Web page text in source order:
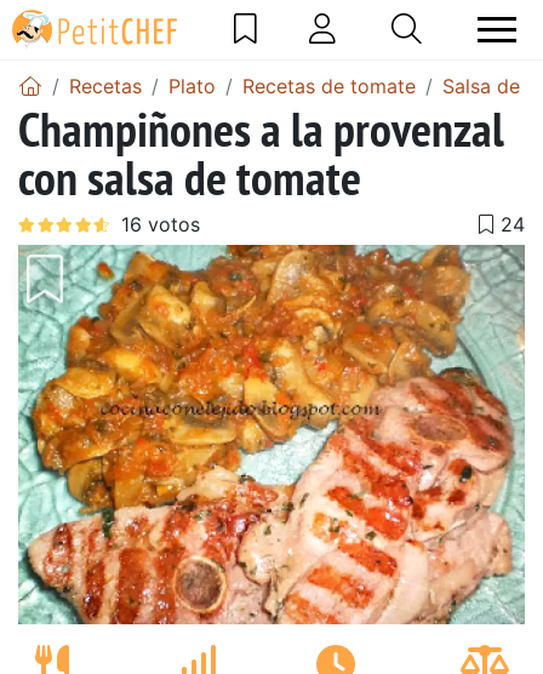
Recetas Plato Recetas de tomate Salsa de
Champiñones a la provenzal
con salsa de tomate